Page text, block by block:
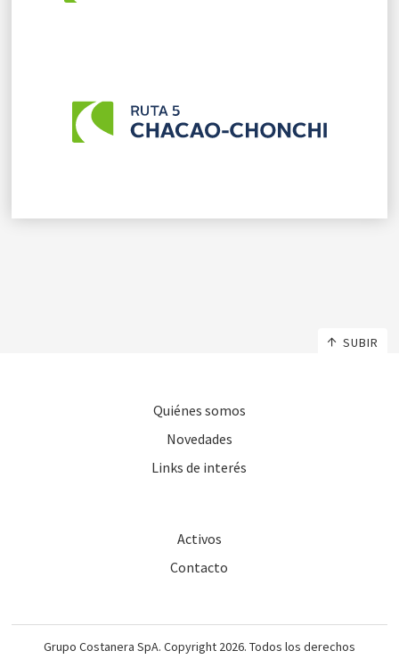
SUBIR
Quiénes somos
Novedades
Links de interés
Activos
Contacto
Grupo Costanera SpA. Copyright 2026. Todos los derechos